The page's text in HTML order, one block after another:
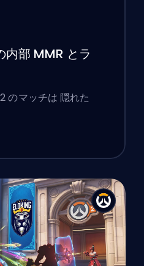
部 MMR とラ
のマッチは 隠れた